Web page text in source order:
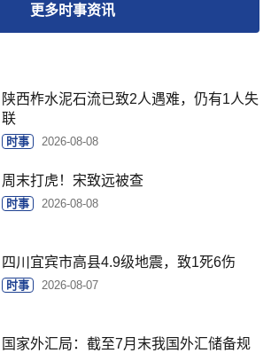
更多时事资讯
陕西柞水泥石流已致2人遇难，仍有1人失
联
时事 2026-08-08
周末打虎！宋致远被查
时事 2026-08-08
四川宜宾市高县4.9级地震，致1死6伤
时事 2026-08-07
国家外汇局：截至7月末我国外汇储备规